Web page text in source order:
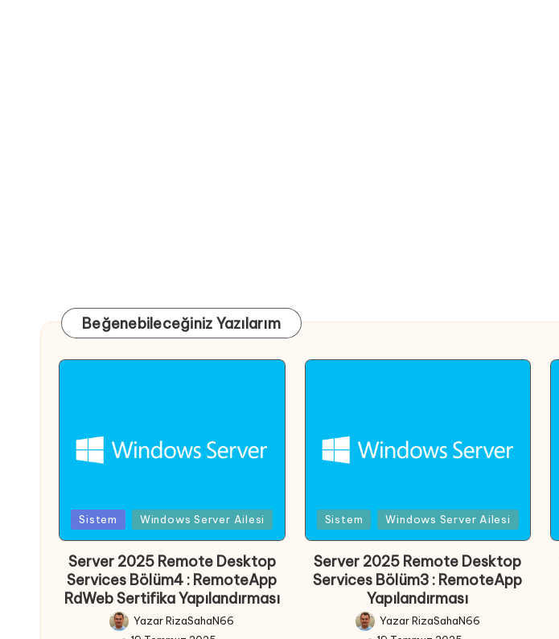
Beğenebileceğiniz Yazılarım
Posted
in
Sistem Windows Server Ailesi
Server 2025 Remote Desktop
Services Bölüm4 : RemoteApp
RdWeb Sertifika Yapılandırması
Posted
YazarRizaSahaN66
Posted
in
Sistem Windows Server Ailesi
Server 2025 Remote Desktop
Services Bölüm3 : RemoteApp
Yapılandırması
Posted
YazarRizaSahaN66